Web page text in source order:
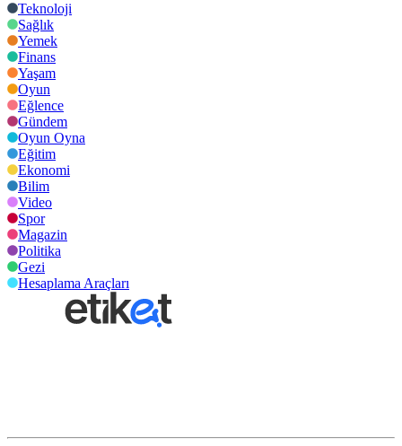
Teknoloji
Sağlık
Yemek
Finans
Yaşam
Oyun
Eğlence
Gündem
Oyun Oyna
Eğitim
Ekonomi
Bilim
Video
Spor
Magazin
Politika
Gezi
Hesaplama Araçları